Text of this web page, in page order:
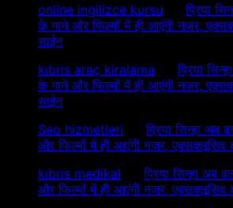
online ingilizce kursu onप्रिया
के गाने और फिल्मों में ही आएंगी नजर,
साईन
kıbrıs araç kiralama onप्रिया
के गाने और फिल्मों में ही आएंगी नजर,
साईन
Seo hizmetleri onप्रिया सिन्हा अब
और फिल्मों में ही आएंगी नजर, एक्सक्लूसिव
kıbrıs medikal onप्रिया सिन्हा अब
और फिल्मों में ही आएंगी नजर, एक्सक्लूसिव